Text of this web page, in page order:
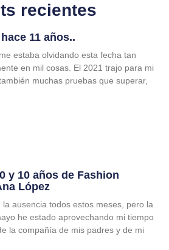
recientes
11 años..
estaba olvidando esta fecha tan
en mil cosas. El 2021 trajo para mi
muchas pruebas que superar,
y 10 años de Fashion
López
la ausencia todos estos meses, pero la
he estado aprovechando mi tiempo
la compañía de mis padres y de mi